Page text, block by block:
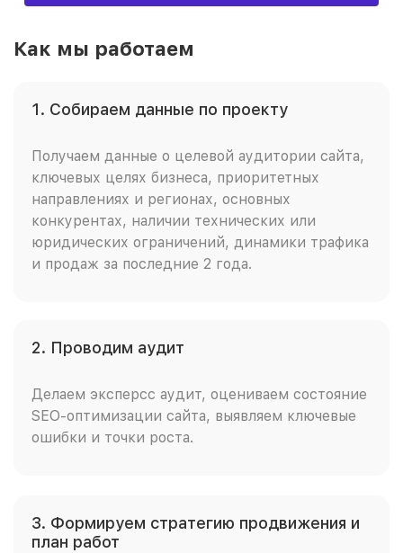
Как мы работаем
1. Собираем данные по проекту
Получаем данные о целевой аудитории сайта,
ключевых целях бизнеса, приоритетных
направлениях и регионах, основных
конкурентах, наличии технических или
юридических ограничений, динамики трафика
и продаж за последние 2 года.
2. Проводим аудит
Делаем эксперсс аудит, оцениваем состояние
SEO-оптимизации сайта, выявляем ключевые
ошибки и точки роста.
3. Формируем стратегию продвижения и
план работ